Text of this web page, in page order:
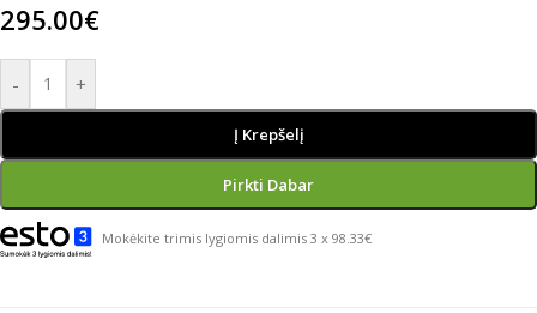
295.00€
- +
Į Krepšelį
Pirkti Dabar
Mokėkite trimis lygiomis dalimis 3 x 98.33€